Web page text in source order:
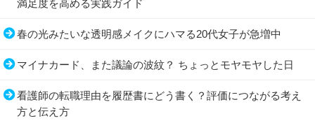
満足度を高める実践ガイド
春の光みたいな透明感メイクにハマる20代女子が急増中
マイナカード、また議論の波紋？ ちょっとモヤモヤした日
看護師の転職理由を履歴書にどう書く？評価につながる考え
方と伝え方